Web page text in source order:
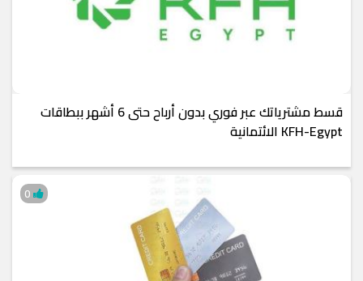
قسط مشترياتك عبر فوري بدون أرباح حتى 6 أشهر ببطاقات
KFH-Egypt الائتمانية